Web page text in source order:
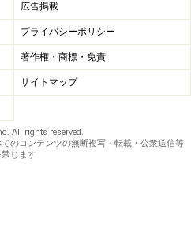
広告掲載
プライバシーポリシー
著作権・商標・免責
サイトマップ
All rights reserved.
のコンテンツの無断複写・転載・公衆送信等
禁じます